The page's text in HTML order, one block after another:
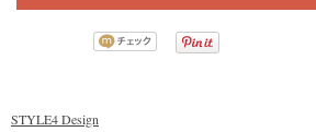
STYLE4 Design